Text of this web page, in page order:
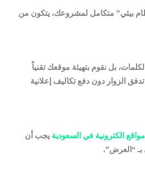
بيئي” متكامل لمشروعك، يتكون من
بل نقوم بتهيئة موقعك تقنياً
الزوار دون دفع تكاليف إعلانية
الكترونية في السعودية يجب أن